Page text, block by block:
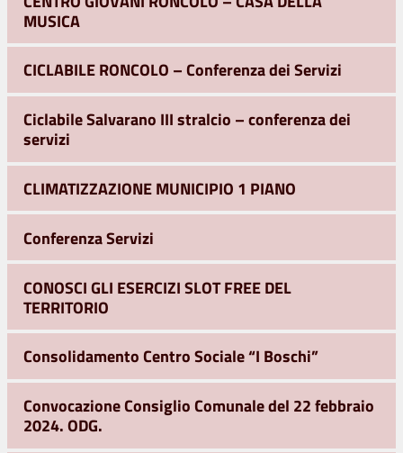
MUSICA
CICLABILE RONCOLO – Conferenza dei Servizi
Ciclabile Salvarano III stralcio – conferenza dei
servizi
CLIMATIZZAZIONE MUNICIPIO 1 PIANO
Conferenza Servizi
CONOSCI GLI ESERCIZI SLOT FREE DEL
TERRITORIO
Consolidamento Centro Sociale “I Boschi”
Convocazione Consiglio Comunale del 22 febbraio
2024. ODG.